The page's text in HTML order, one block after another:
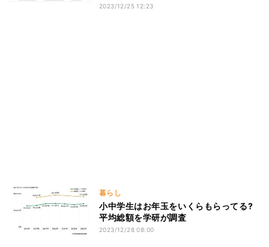
2023/12/25 12:23
暮らし
小中学生はお年玉をいくらもらってる?
平均総額を学研が調査
2023/12/28 08:00